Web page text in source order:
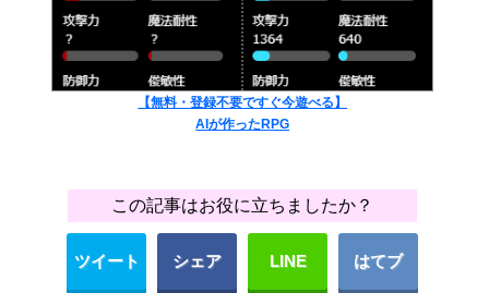
【無料・登録不要ですぐ今遊べる】
AIが作ったRPG
この記事はお役に立ちましたか？
ツイート シェア LINE はてブ